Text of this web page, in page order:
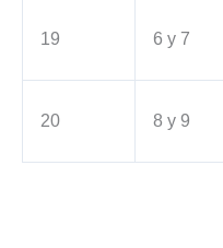
19 6 y 7
20 8 y 9